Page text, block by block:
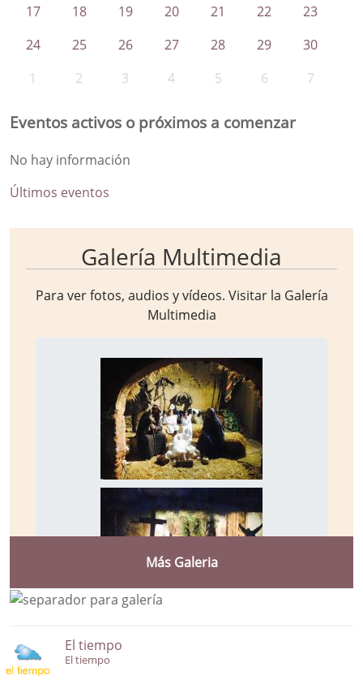
17 18 19 20 21 22
23
24
25 26 27 28 29
30
1
2 3 4 5 6 7
Eventos activos o próximos a comenzar
No hay información
Últimos eventos
Galería Multimedia
Para ver fotos, audios y vídeos. Visitar la Galería
Multimedia
Más Galeria
El tiempo
El tiempo